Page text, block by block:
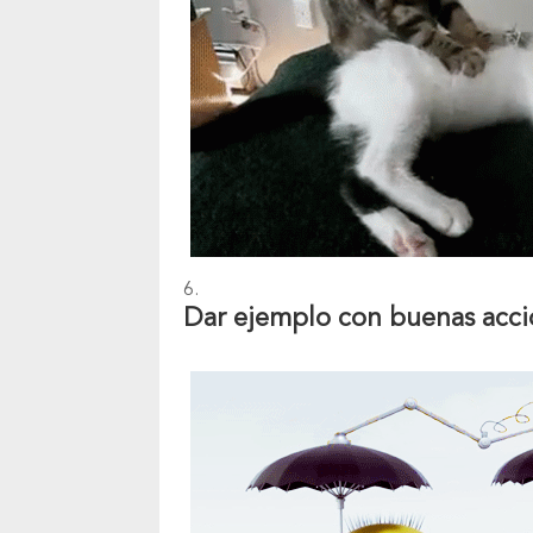
Dar ejemplo con buenas